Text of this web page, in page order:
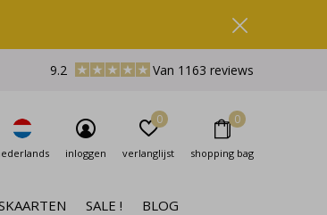
SALE ! BLOG
inloggen verlanglijst
0
shopping bag
0
9.2 Van 1163 reviews